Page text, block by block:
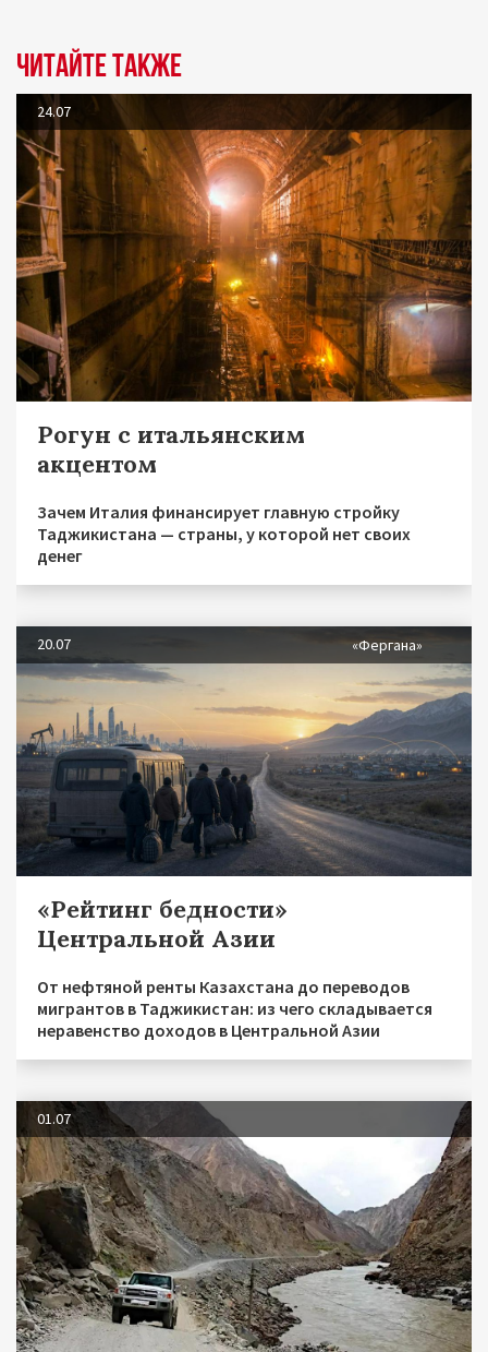
Читайте также
24.07
Рогун с итальянским
акцентом
Зачем Италия финансирует главную стройку
Таджикистана — страны, у которой нет своих
денег
20.07 «Фергана»
«Рейтинг бедности»
Центральной Азии
От нефтяной ренты Казахстана до переводов
мигрантов в Таджикистан: из чего складывается
неравенство доходов в Центральной Азии
01.07